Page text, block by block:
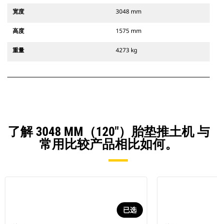
宽度 3048 mm
高度 1575 mm
重量 4273 kg
了解 3048 MM（120"）胎垫推土机 与
常用比较产品相比如何。
已选